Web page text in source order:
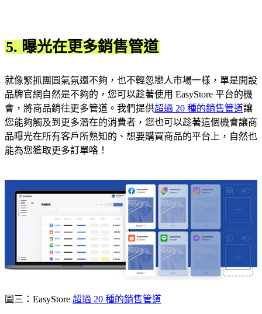
5. 曝光在更多銷售管道
就像緊抓團圓氣氛還不夠，也不輕忽戀人市場一樣，單是開設
品牌官網自然是不夠的，您可以趁著使用 EasyStore 平台的機
會，將商品銷往更多管道。我們提供超過 20 種的銷售管道讓
您能夠觸及到更多潛在的消費者，您也可以趁著這個機會讓商
品曝光在所有客戶所熟知的、想要購買商品的平台上，自然也
能為您獲取更多訂單咯！
圖三：EasyStore 超過 20 種的銷售管道